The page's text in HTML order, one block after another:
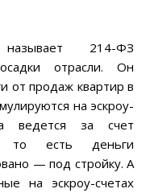
214-ФЗ
отрасли. Он
от продаж квартир в
на эскроу-
ведется за счет
то есть деньги
— под стройку. А
на эскроу-счетах